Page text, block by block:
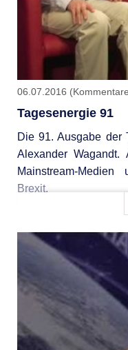
06.07.2016
Tagesenergie 91
Die 91. Ausgabe der
Alexander Wagandt.
Mainstream-
Brexit.